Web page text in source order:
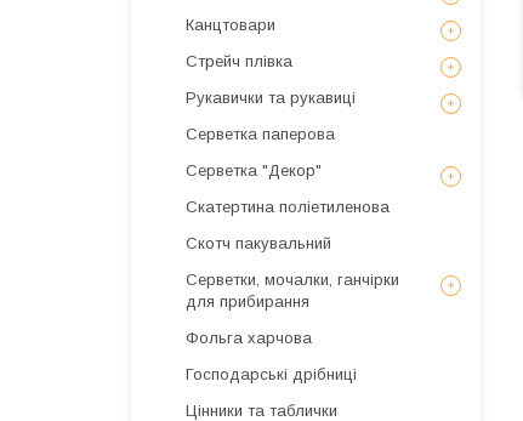
Канцтовари
Стрейч плівка
Рукавички та рукавиці
Серветка паперова
Серветка "Декор"
Скатертина поліетиленова
Скотч пакувальний
Серветки, мочалки, ганчірки
для прибирання
Фольга харчова
Господарські дрібниці
Цінники та таблички